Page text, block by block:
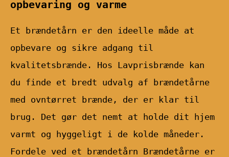
opbevaring og varme
Et brændetårn er den ideelle måde at
opbevare og sikre adgang til
kvalitetsbrænde. Hos Lavprisbrænde kan
du finde et bredt udvalg af brændetårne
med ovntørret brænde, der er klar til
brug. Det gør det nemt at holde dit hjem
varmt og hyggeligt i de kolde måneder.
Fordele ved et brændetårn Brændetårne er